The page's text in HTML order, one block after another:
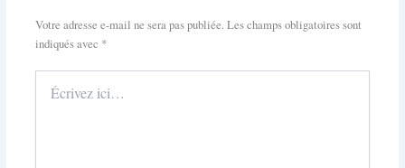
Votre adresse e-mail ne sera pas publiée. Les champs obligatoires sont
indiqués avec *
ici…